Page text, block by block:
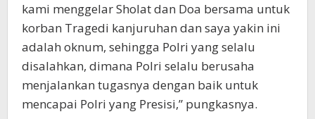
kami menggelar Sholat dan Doa bersama untuk
korban Tragedi kanjuruhan dan saya yakin ini
adalah oknum, sehingga Polri yang selalu
disalahkan, dimana Polri selalu berusaha
menjalankan tugasnya dengan baik untuk
mencapai Polri yang Presisi,” pungkasnya.